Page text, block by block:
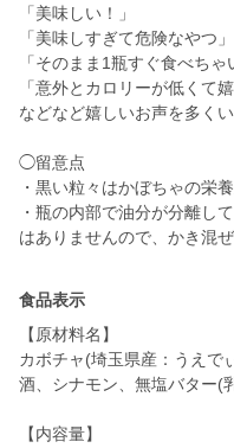
「美味しい！」
「美味しすぎて危険なやつ」
「そのまま1瓶すぐ食べちゃ
「意外とカロリーが低くて嬉
などなど嬉しいお声を多く
◯留意点
・黒い粒々はかぼちゃの栄
・瓶の内部で油分が分離し
はありませんので、かき混
食品表示
【原材料名】
カボチャ(埼玉県産：うえで
酒、シナモン、無塩バター(
【内容量】